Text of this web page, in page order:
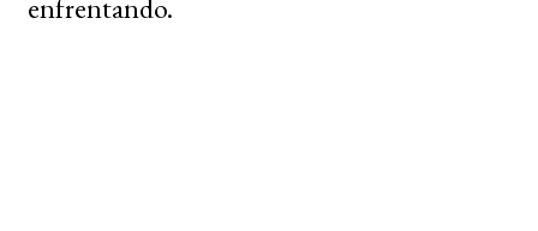
enfrentando.